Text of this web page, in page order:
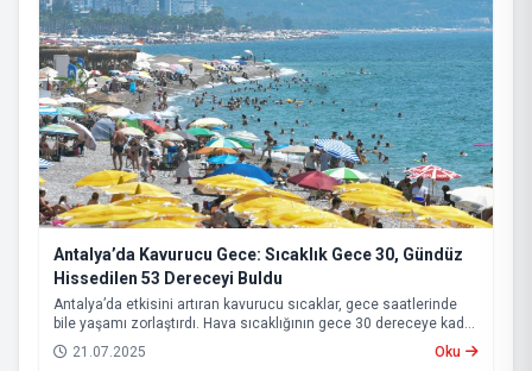
Antalya’da Kavurucu Gece: Sıcaklık Gece 30, Gündüz
Hissedilen 53 Dereceyi Buldu
Antalya’da etkisini artıran kavurucu sıcaklar, gece saatlerinde
bile yaşamı zorlaştırdı. Hava sıcaklığının gece 30 dereceye kadar
çıktığı kentte, yüksek nemin de etkisiyle vatandaşlar serinlemek
için Konyaaltı Sahili’ne akın etti. Sahile serdikleri örtülerde
21.07.2025 Oku